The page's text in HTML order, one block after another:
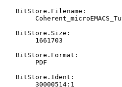
   BitStore.Filename:
   BitStore.Size:
   BitStore.Format:
   BitStore.Ident: